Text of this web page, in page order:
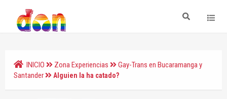
INICIO Zona Experiencias
Gay-Trans en Bucaramanga y
Santander
Alguien la ha catado?